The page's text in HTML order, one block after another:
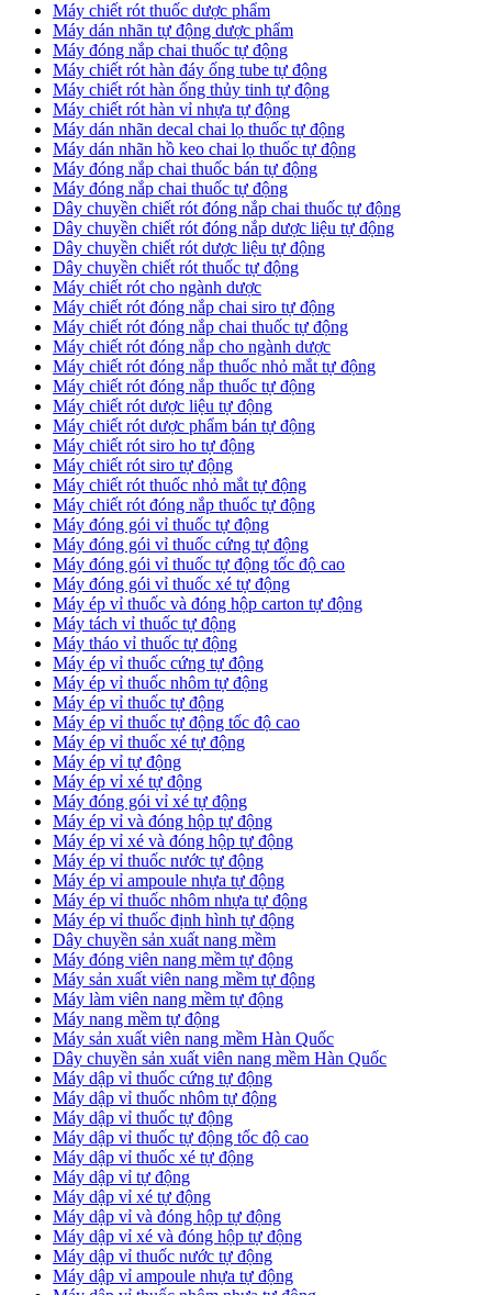
Máy chiết rót thuốc dược phẩm
Máy dán nhãn tự động dược phẩm
Máy đóng nắp chai thuốc tự động
Máy chiết rót hàn đáy ống tube tự động
Máy chiết rót hàn ống thủy tinh tự động
Máy chiết rót hàn vỉ nhựa tự động
​Máy dán nhãn decal chai lọ thuốc tự động
Máy dán nhãn hồ keo chai lọ thuốc tự động
Máy đóng nắp chai thuốc bán tự động
Máy đóng nắp chai thuốc tự động
Dây chuyền chiết rót đóng nắp chai thuốc tự động
​Dây chuyền chiết rót đóng nắp dược liệu tự động
Dây chuyền chiết rót dược liệu tự động
​Dây chuyền chiết rót thuốc tự động
Máy chiết rót cho ngành dược
​Máy chiết rót đóng nắp chai siro tự động
​Máy chiết rót đóng nắp chai thuốc tự động
​Máy chiết rót đóng nắp cho ngành dược
​Máy chiết rót đóng nắp thuốc nhỏ mắt tự động
​Máy chiết rót đóng nắp thuốc tự động
​Máy chiết rót dược liệu tự động
Máy chiết rót dược phẩm bán tự động
​Máy chiết rót siro ho tự động
​Máy chiết rót siro tự động
​Máy chiết rót thuốc nhỏ mắt tự động
​Máy chiết rót đóng nắp thuốc tự động
​Máy đóng gói vỉ thuốc tự động
Máy đóng gói vỉ thuốc cứng tự động
Máy đóng gói vỉ thuốc tự động tốc độ cao
Máy đóng gói vỉ thuốc xé tự động
​Máy ép vỉ thuốc và đóng hộp carton tự động
​Máy tách vỉ thuốc tự động
​Máy tháo vỉ thuốc tự động
​Máy ép vỉ thuốc cứng tự động
Máy ép vỉ thuốc nhôm tự động
Máy ép vỉ thuốc tự động​
​Máy ép vỉ thuốc tự động tốc độ cao
​Máy ép vỉ thuốc xé tự động
​Máy ép vỉ tự động
​Máy ép vỉ xé tự động
​Máy đóng gói vỉ xé tự động
​Máy ép vỉ và đóng hộp tự động
​Máy ép vỉ xé và đóng hộp tự động
​Máy ép vỉ thuốc nước tự động
​Máy ép vỉ ampoule nhựa tự động
Máy ép vỉ thuốc nhôm nhựa tự động
​Máy ép vỉ thuốc định hình tự động
​Dây chuyền sản xuất nang mềm
Máy đóng viên nang mềm tự động
​Máy sản xuất viên nang mềm tự động
Máy làm viên nang mềm tự động
Máy nang mềm tự động
​Máy sản xuất viên nang mềm Hàn Quốc
​Dây chuyền sản xuất viên nang mềm Hàn Quốc
Máy dập vỉ thuốc cứng tự động
Máy dập vỉ thuốc nhôm tự động
Máy dập vỉ thuốc tự động​
​Máy dập vỉ thuốc tự động tốc độ cao
Máy dập vỉ thuốc xé tự động
​Máy dập vỉ tự động
​Máy dập vỉ xé tự động
​Máy dập vỉ và đóng hộp tự động
​Máy dập vỉ xé và đóng hộp tự động
​Máy dập vỉ thuốc nước tự động
Máy dập vỉ ampoule nhựa tự động